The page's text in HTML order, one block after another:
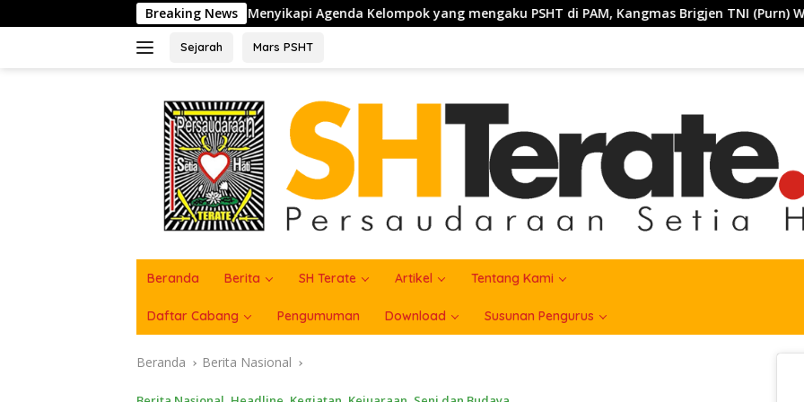
ke
Breaking News
Menyikapi Agenda Kelompok yang mengaku PSHT di PAM, Kangmas Brigjen TNI (Purn) Widjang Pranjoto : Jangan
Sejarah Mars PSHT
Beranda Berita SH Terate Artikel Tentang Kami
Daftar Cabang Pengumuman Download Susunan Pengurus
Beranda Berita Nasional